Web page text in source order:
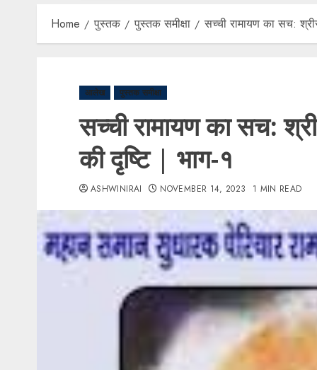
Home पुस्तक पुस्तक समीक्षा सच्ची रामायण का सच:
आलेख पुस्तक समीक्षा
सच्ची रामायण का सच:
की दृष्टि | भाग-१
ASHWINIRAI NOVEMBER 14, 2023 1 MIN READ